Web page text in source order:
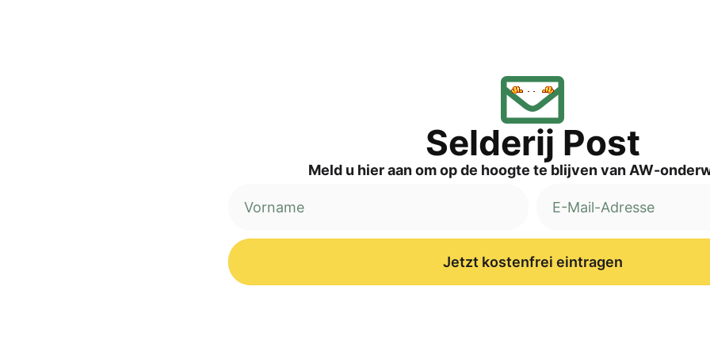
Sel­de­rij Post
Meld u hier aan om op de hoog­te te blij­ven van AW-
Jetzt kostenfrei eintragen